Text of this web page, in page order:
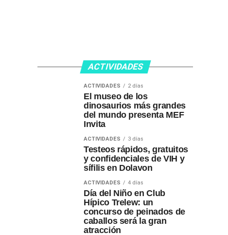
ACTIVIDADES
ACTIVIDADES 2 días
El museo de los
dinosaurios más grandes
del mundo presenta MEF
Invita
ACTIVIDADES 3 días
Testeos rápidos, gratuitos
y confidenciales de VIH y
sífilis en Dolavon
ACTIVIDADES 4 días
Día del Niño en Club
Hípico Trelew: un
concurso de peinados de
caballos será la gran
atracción